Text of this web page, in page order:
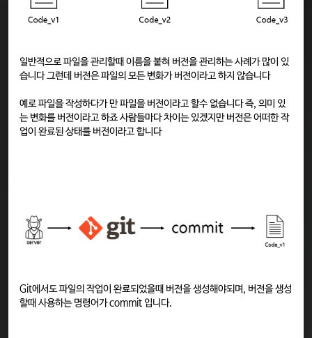
일반적으로 파일을 관리할때 이름을 붙혀 버전을 관리하는 사례가 많이 있
습니다 그런데 버전은 파일의 모든 변화가 버전이라고 하지 않습니다
예로 파일을 작성하다가 만 파일을 버전이라고 할수 없습니다 즉, 의미 있
는 변화를 버전이라고 하죠 사람들마다 차이는 있겠지만 버전은 어떠한 작
업이 완료된 상태를 버전이라고 합니다
Git에서도 파일의 작업이 완료되었을때 버전을 생성해야되며, 버전을 생성
할때 사용하는 명령어가 commit 입니다.